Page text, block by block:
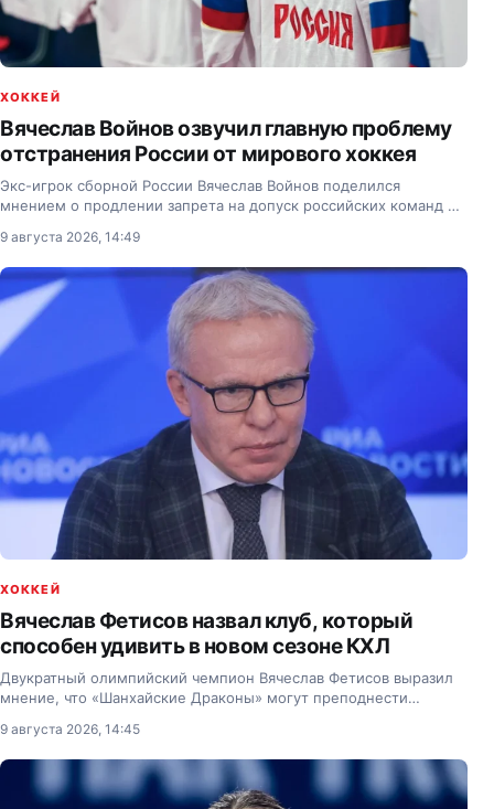
ХОККЕЙ
Вячеслав Войнов озвучил главную проблему
отстранения России от мирового хоккея
Экс-игрок сборной России Вячеслав Войнов поделился
мнением о продлении запрета на допуск российских команд на
9 августа 2026, 14:49
ХОККЕЙ
Вячеслав Фетисов назвал клуб, который
способен удивить в новом сезоне КХЛ
Двукратный олимпийский чемпион Вячеслав Фетисов выразил
мнение, что «Шанхайские Драконы» могут преподнести
хоккейной лиги.
9 августа 2026, 14:45